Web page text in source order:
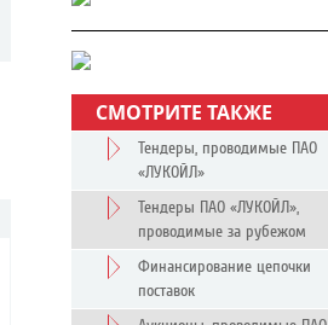
СМОТРИТЕ ТАКЖЕ
Тендеры, проводимые ПАО
«ЛУКОЙЛ»
Тендеры ПАО «ЛУКОЙЛ»,
проводимые за рубежом
Финансирование цепочки
поставок